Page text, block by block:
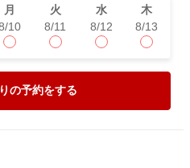
月
10
火
8/11
水
8/12
木
8/13
の予約をする